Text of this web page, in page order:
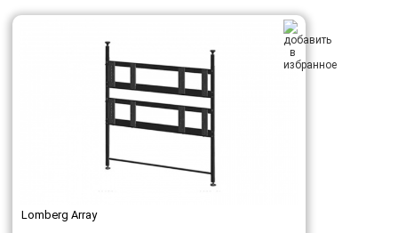
Lomberg Array